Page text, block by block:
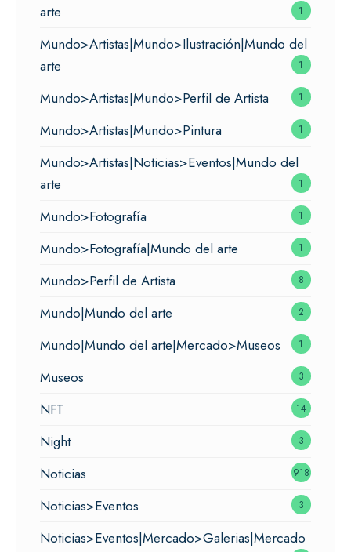
arte
1
Mundo>Artistas|Mundo>Ilustración|Mundo del
arte
1
Mundo>Artistas|Mundo>Perfil de Artista 1
Mundo>Artistas|Mundo>Pintura 1
Mundo>Artistas|Noticias>Eventos|Mundo del
arte
1
Mundo>Fotografía 1
Mundo>Fotografía|Mundo del arte 1
Mundo>Perfil de Artista 8
Mundo|Mundo del arte 2
Mundo|Mundo del arte|Mercado>Museos 1
Museos 3
NFT 14
Night 3
Noticias 918
Noticias>Eventos 3
Noticias>Eventos|Mercado>Galerias|Mercado